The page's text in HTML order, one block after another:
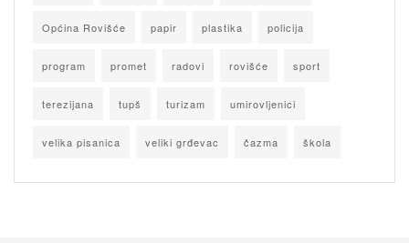
Općina Rovišće papir plastika policija
program promet radovi rovišće sport
terezijana tupš turizam umirovljenici
velika pisanica veliki grđevac čazma škola